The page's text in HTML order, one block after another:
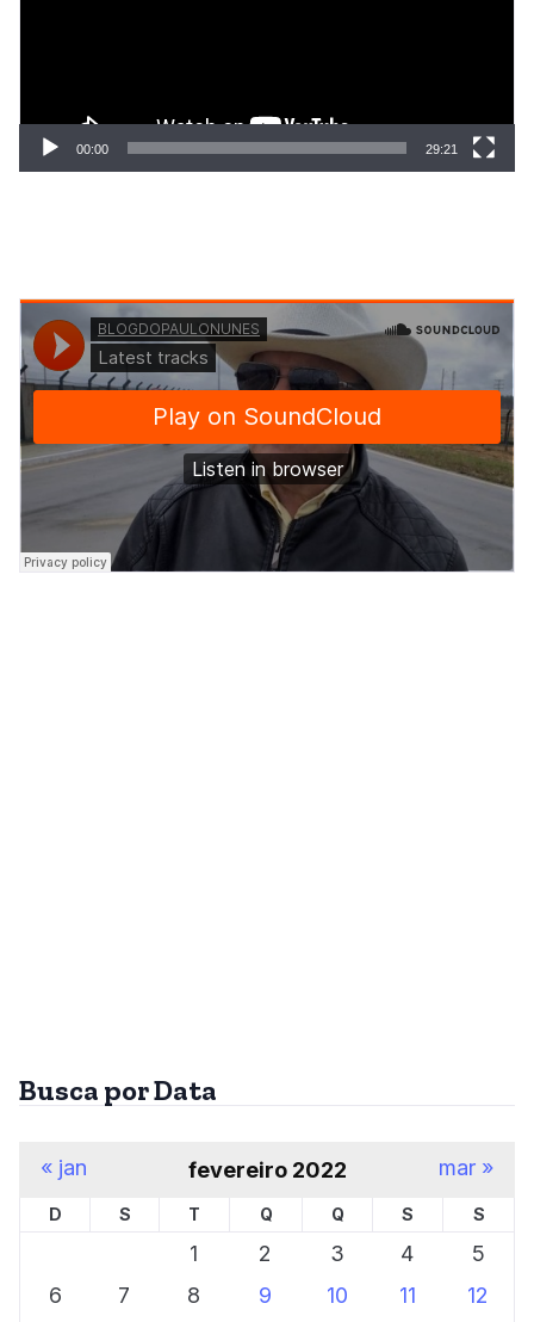
00:00 29:21
Busca por Data
fevereiro 2022
D S T Q Q S S
1 2 3 4
5
6
7 8 9 10 11
12
« jan mar »